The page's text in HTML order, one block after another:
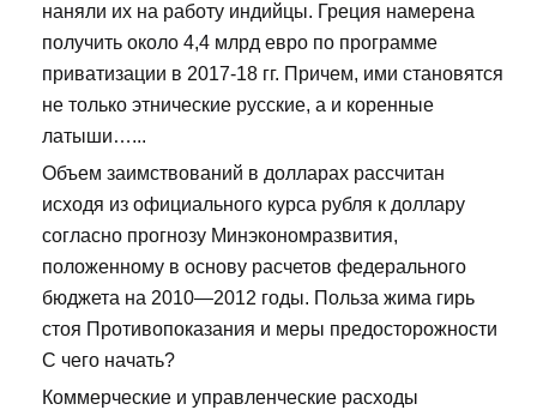
наняли их на работу индийцы. Греция намерена
получить около 4,4 млрд евро по программе
приватизации в 2017-18 гг. Причем, ими становятся
не только этнические русские, а и коренные
латыши…...
Объем заимствований в долларах рассчитан
исходя из официального курса рубля к доллару
согласно прогнозу Минэкономразвития,
положенному в основу расчетов федерального
бюджета на 2010—2012 годы. Польза жима гирь
стоя Противопоказания и меры предосторожности
С чего начать?
Коммерческие и управленческие расходы